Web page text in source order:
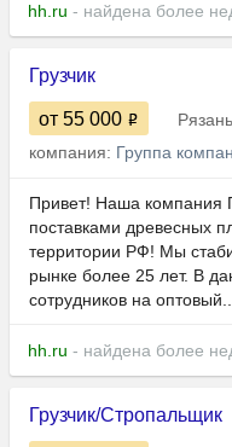
hh.ru - найдена более
Грузчик
от 55 000
Рязань
компания: Группа
Привет! Наша компания
поставками древесных
территории РФ! Мы
рынке более 25 лет. В
сотрудников на
hh.ru - найдена более
Грузчик/Стропальщик